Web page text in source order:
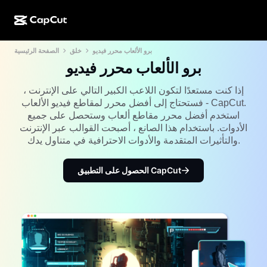
إصدار CapCut للكمبيوتر
إصدار CapCut على الويب
CapCut Pad
إصدار CapCut للهواتف المحمولة
الإبداع المدعوم بالذكاء الاصطناعي
تصميم مدعوم بالذكاء الاصطناعي
استوديو الفيديوهات
أداة إنشاء الفيديو المدعوم بالذكاء الاصطناعي
أداة إنشاء الصور المدعومة بالذكاء الاصطناعي
AI Image Enhancer
Nano Banana Pro
Gemini Omni
الميزات
أدوات مدعومة بالذكاء الاصطناعي
أداة إنشاء الفيديوهات وتعديلها
أداة إنشاء الصور وتعديلها
أداة إنشاء الأصوات وتعديلها
حالات الاستخدام
وسائل التواصل الاجتماعي
Social media templates
Holiday templates
المزيد
Calendar templates
Effects templates
نبذة عنا
المبادرات
التابعون
الجامعة الإبداعية من CapCut
الصفحة الرئيسية خلق برو الألعاب محرر فيديو
برو الألعاب محرر فيديو
إذا كنت مستعدًا لتكون اللاعب الكبير التالي على الإنترنت ،
فستحتاج إلى أفضل محرر لمقاطع فيديو الألعاب - CapCut.
استخدم أفضل محرر مقاطع ألعاب وستحصل على جميع
الأدوات. باستخدام هذا الصانع ، أصبحت القوالب عبر الإنترنت
والتأثيرات المتقدمة والأدوات الاحترافية في متناول يدك.
الحصول على التطبيق CapCut